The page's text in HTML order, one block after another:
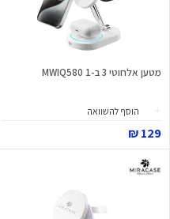
מטען אלחוטי 3 ב-1 MWIQ580
הוסף להשוואה
129 ₪